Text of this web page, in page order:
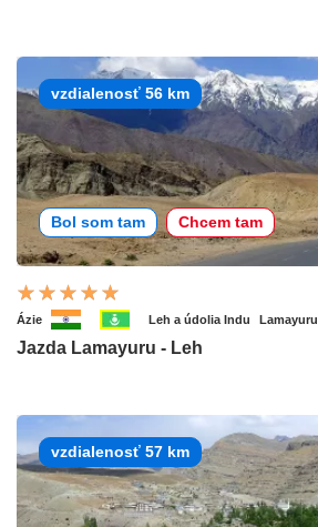
vzdialenosť 56 km
Bol som tam Chcem tam
Ázie Leh a údolia Indu Lamayuru
Jazda Lamayuru - Leh
vzdialenosť 57 km